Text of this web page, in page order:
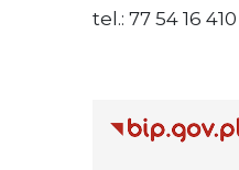
tel.: 77 54 16 410